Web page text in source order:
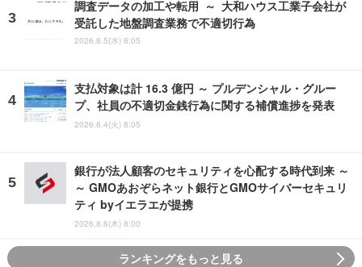
調査データの加工や転用 ～ 大和ハウス工業子会社が
受託した地盤調査業務で不適切行為
2026.8.5(水) 8:05
支払対象は計 16.3 億円 ～ プルデンシャル・グルー
プ、社員の不適切金銭行為に関する補償進捗を発表
2026.8.4(火) 8:05
銀行が法人顧客のセキュリティを心配する時代到来 ～
～ GMOあおぞらネット銀行とGMOサイバーセキュリ
ティ byイエラエが提携
2026.8.6(木) 8:00
ランキングをもっと見る